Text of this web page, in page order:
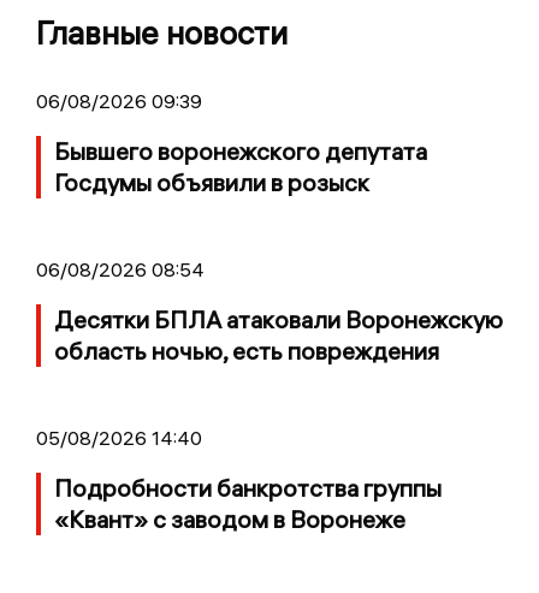
Главные новости
06/08/2026 09:39
Бывшего воронежского депутата
Госдумы объявили в розыск
06/08/2026 08:54
Десятки БПЛА атаковали Воронежскую
область ночью, есть повреждения
05/08/2026 14:40
Подробности банкротства группы
«Квант» с заводом в Воронеже